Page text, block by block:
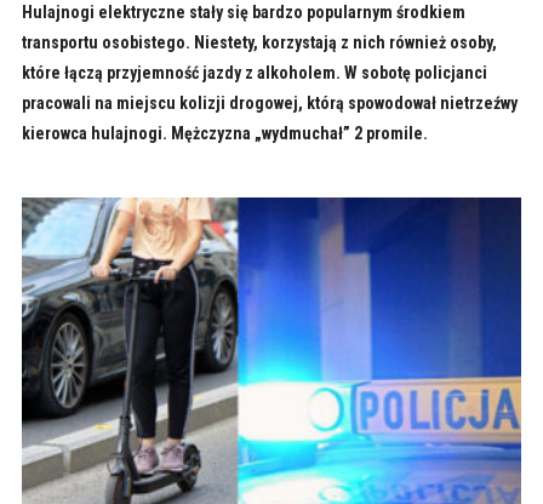
Hulajnogi elektryczne stały się bardzo popularnym środkiem
transportu osobistego. Niestety, korzystają z nich również osoby,
które łączą przyjemność jazdy z alkoholem. W sobotę policjanci
pracowali na miejscu kolizji drogowej, którą spowodował nietrzeźwy
kierowca hulajnogi. Mężczyzna „wydmuchał” 2 promile.